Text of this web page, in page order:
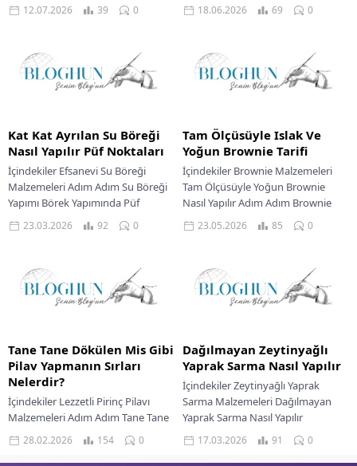
Önerileri Ve Farklı Lezzetler
Hayalinizdeki...
12.07.2026 39 0
Püf Noktaları İzmir Bomba Servis
Önerileri İzmir’in kalbinden...
18.06.2026 69 0
Kat Kat Ayrılan Su Böreği
Nasıl Yapılır Püf Noktaları
İçindekiler Efsanevi Su Böreği
Malzemeleri Adım Adım Su Böreği
Yapımı Börek Yapımında Püf
Noktaları Su Böreği Servis Önerileri
Evimizin mutfağından...
23.03.2026 92 0
Tam Ölçüsüyle Islak Ve
Yoğun Brownie Tarifi
İçindekiler Brownie Malzemeleri
Tam Ölçüsüyle Yoğun Brownie
Nasıl Yapılır Adım Adım Brownie
İçin Püf Noktaları Lezzetli Bir Servis
Önerisi Merhaba...
23.05.2026 85 0
Tane Tane Dökülen Mis Gibi
Pilav Yapmanın Sırları
Nelerdir?
İçindekiler Lezzetli Pirinç Pilavı
Malzemeleri Adım Adım Tane Tane
Pilav Yapılışı Pilavın Püf Noktaları
Servis İçin Öneriler Sofralarımızın
28.02.2026 154 0
Dağılmayan Zeytinyağlı
Yaprak Sarma Nasıl Yapılır
İçindekiler Zeytinyağlı Yaprak
Sarma Malzemeleri Dağılmayan
Yaprak Sarma Nasıl Yapılır
Mükemmel Sarmalar İçin Püf
Noktaları Zeytinyağlı Sarma Servis
17.03.2026 91 0